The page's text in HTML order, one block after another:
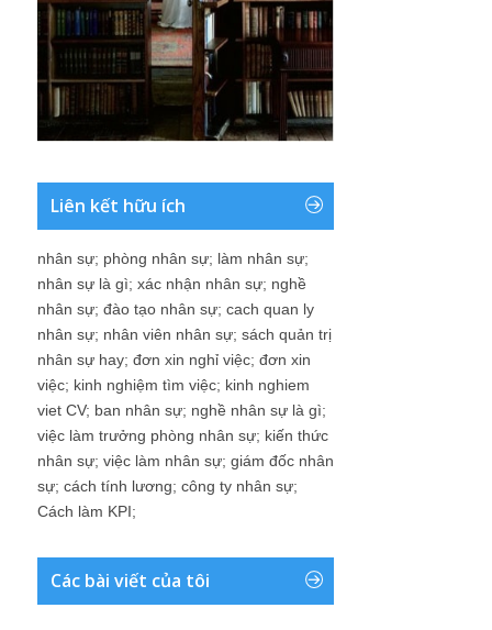
Liên kết hữu ích
nhân sự; phòng nhân sự; làm nhân sự;
nhân sự là gì; xác nhận nhân sự; nghề
nhân sự; đào tạo nhân sự; cach quan ly
nhân sự; nhân viên nhân sự; sách quản trị
nhân sự hay; đơn xin nghỉ việc; đơn xin
việc; kinh nghiệm tìm việc; kinh nghiem
viet CV; ban nhân sự; nghề nhân sự là gì;
việc làm trưởng phòng nhân sự; kiến thức
nhân sự; việc làm nhân sự; giám đốc nhân
sự; cách tính lương; công ty nhân sự;
Cách làm KPI;
Các bài viết của tôi